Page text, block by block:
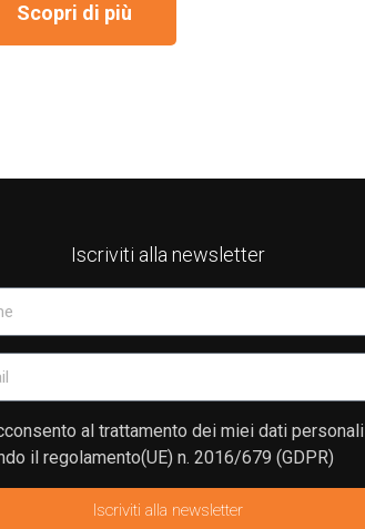
Scopri di più
Iscriviti alla newsletter
al trattamento dei miei dati personali
il regolamento(UE) n. 2016/679 (GDPR)
Iscriviti alla newsletter